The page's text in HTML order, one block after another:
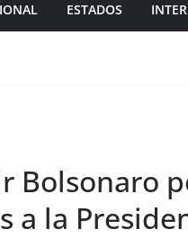
ESTADOS
Bolsonaro
a la